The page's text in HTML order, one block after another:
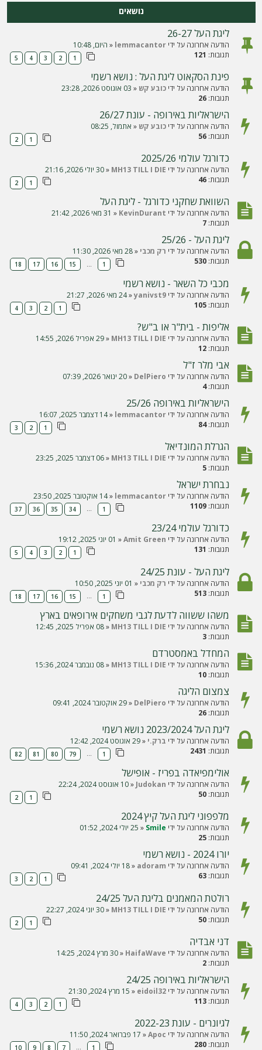
נושאים
ליגת העל 26-27
הודעה אחרונה על ידיlemmacantor
« היום, 10:48
תגובות: 121
1
2
3
4
5
פינת הסקאוט ליגת העל : נושא רשמי
הודעה אחרונה על ידיכובע קש « 03 אוגוסט 2026, 23:28
תגובות:26
הישראליות באירופה - עונת 26/27
הודעה אחרונה על ידיכובע קש « אתמול, 08:25
תגובות:56
1
2
כדורגל עולמי 2025/26
הודעה אחרונה על ידי MH13 TILL I DIE
«30 יולי 2026, 21:16
תגובות:46
1
2
השוואת שחקני כדורגל - ליגת העל
הודעה אחרונה על ידי KevinDurant
« 31 מאי 2026, 21:42
תגובות:7
ליגת העל - 25/26
הודעה אחרונה על ידי רק מכבי «28 מאי 2026, 11:30
תגובות:530
1
15
16
17
18
מכבי כל השאר - נושא רשמי
הודעה אחרונה על ידיyanivst9
«24 מאי 2026, 21:27
תגובות:105
1
2
3
4
אליפות - בית"ר או ב"ש?
הודעה אחרונה על ידי MH13 TILL I DIE
«29 אפריל 2026, 14:55
תגובות:12
אבי מלר ז"ל
הודעה אחרונה על ידי DelPiero
«20 ינואר 2026, 07:39
תגובות:4
הישראליות באירופה 25/26
הודעה אחרונה על ידיlemmacantor
«14 דצמבר 2025, 16:07
תגובות:84
1
2
3
הגרלת המונדיאל
הודעה אחרונה על ידי MH13 TILL I DIE
«06 דצמבר 2025, 23:25
תגובות:5
נבחרת ישראל
הודעה אחרונה על ידיlemmacantor
«14 אוקטובר 2025, 23:50
תגובות:1109
1
…
34
35
36
37
כדורגל עולמי 23/24
הודעה אחרונה על ידי Amit Green
« 01 יוני 2025, 19:12
תגובות: 131
1
2
3
4
5
ליגת העל - עונת 24/25
הודעה אחרונה על ידי רק מכבי « 01 יוני 2025, 10:50
תגובות:513
1
…
15
16
17
18
משהו ששווה לדעת לגבי משחקים אירופאים בארץ
הודעה אחרונה על ידי MH13 TILL I DIE
«08 אפריל 2025, 12:45
תגובות:3
המחדל באמסטרדם
הודעה אחרונה על ידי MH13 TILL I DIE
«08 נובמבר 2024, 15:36
תגובות:10
צמצום הליגה
הודעה אחרונה על ידי DelPiero
«29 אוקטובר 2024, 09:41
תגובות:26
ליגת העל 2023/2024 נושא רשמי
הודעה אחרונה על ידי ברק.י «29 אוגוסט 2024, 12:42
תגובות: 2431
1
…
79
80
81
82
אולימפיאדה בפריז - אופישל
הודעה אחרונה על ידי Judokan
«10 אוגוסט 2024, 22:24
תגובות:50
1
2
מלפפוני ליגת העל קיץ 2024
הודעה אחרונה על ידי Smile
« 25 יולי 2024, 01:52
תגובות:25
יורו 2024 - נושא רשמי
הודעה אחרונה על ידי adoram
«18 יולי 2024, 09:41
תגובות:63
1
2
3
רולטת המאמנים בליגת העל 24/25
הודעה אחרונה על ידי MH13 TILL I DIE
«30 יוני 2024, 22:27
תגובות:50
1
2
דני אבדיה
הודעה אחרונה על ידי HaifaWave
«30 מרץ 2024, 14:25
תגובות:2
הישראליות באירופה 24/25
הודעה אחרונה על ידיeidoil32
« 15 מרץ 2024, 21:30
תגובות:113
1
2
3
4
לגיונרים - עונת 2022-23
הודעה אחרונה על ידי Apoc
« 17 פברואר 2024, 11:50
תגובות:280
1
…
7
8
9
10